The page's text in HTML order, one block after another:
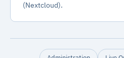
(Nextcloud).